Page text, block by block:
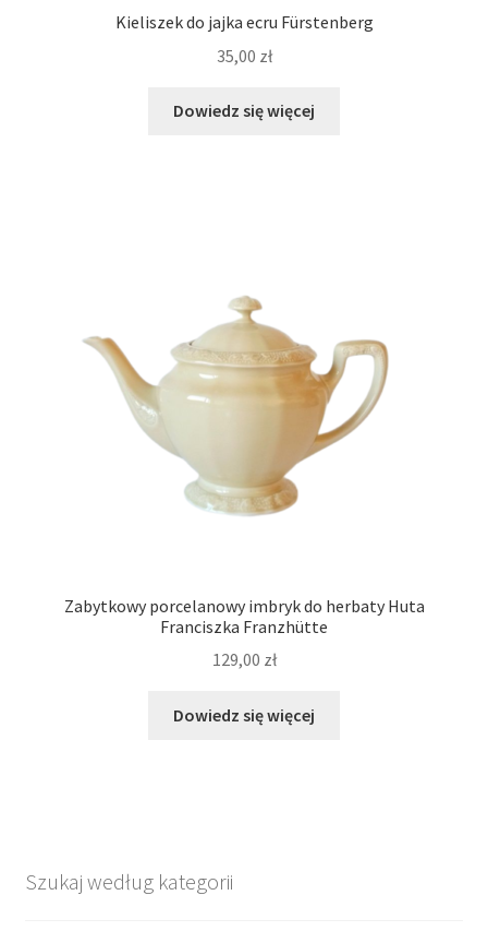
Kieliszek do jajka ecru Fürstenberg
35,00 zł
Dowiedz się więcej
Zabytkowy porcelanowy imbryk do herbaty Huta
Franciszka Franzhütte
129,00 zł
Dowiedz się więcej
Szukaj według kategorii